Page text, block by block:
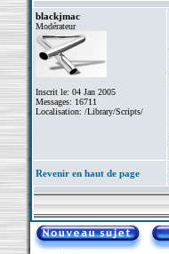
blackjmac
Modérateur
Inscrit le: 04 Jan 2005
Messages: 16711
Localisation: /Library/Scripts/
Revenir en haut de page